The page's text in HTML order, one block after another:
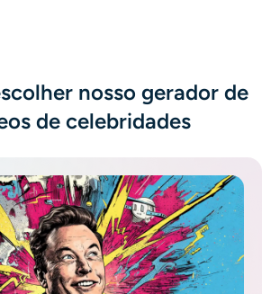
vídeo
Marca-d'água de Vídeo
nosso gerador de
de celebridades